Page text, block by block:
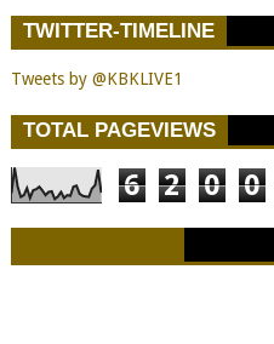
TWITTER-TIMELINE
Tweets by @KBKLIVE1
TOTAL PAGEVIEWS
6 2 0 0